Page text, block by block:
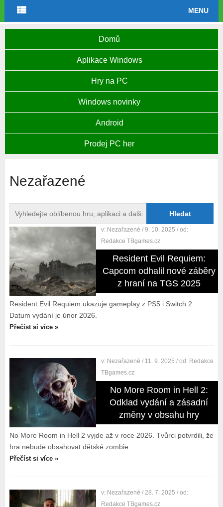
MENU
Domů
Aplikace Windows
Hry na PC
Windows novinky
Android
Prodej PC her
Nezařazené
v: Nezařazené / 9. 10. 2025 / od:
Redakce TBgames.cz
Resident Evil Requiem:
Capcom odhalil nové záběry
z hraní na TGS 2025
Resident Evil Requiem ukazuje gameplay z PS5 i Switch 2.
Datum vydání je únor 2026.
Přečíst si více »
v: Nezařazené / 11. 9. 2025 / od: Redakce
TBgames.cz
No More Room in Hell 2:
Odklad vydání a zásadní
změny v obsahu hry
No More Room in Hell 2 vyjde až v roce 2026. Tvůrci potvrdili, že
hra nebude obsahovat dětské zombie.
Přečíst si více »
v: Nezařazené / 28. 7. 2025 / od:
Redakce TBgames.cz